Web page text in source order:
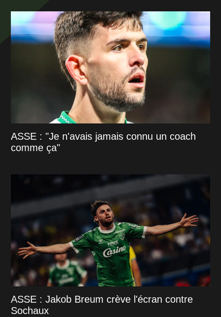
ASSE : "Je n'avais jamais connu un coach
comme ça"
ASSE : Jakob Breum crève l'écran contre
Sochaux